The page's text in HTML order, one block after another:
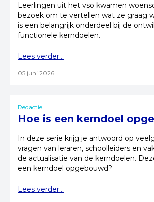
Leerlingen uit het vso kwamen
bezoek om te vertellen wat ze graag
is een belangrijk onderdeel bij de
functionele kerndoelen.
Lees verder...
05 juni 2026
Redactie
Hoe is een kerndoel
In deze serie krijg je antwoord op
vragen van leraren, schoolleiders en
de actualisatie van de kerndoelen.
een kerndoel opgebouwd?
Lees verder...